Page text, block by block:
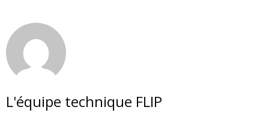
L'équipe technique FLIP